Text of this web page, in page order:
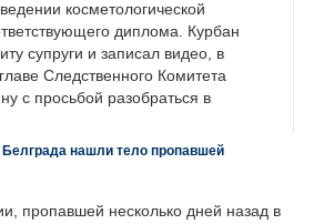
косметологической
диплома. Курбан
супруги и записал видео, в
Следственного Комитета
с просьбой разобраться в
нашли тело пропавшей
пропавшей несколько дней назад в